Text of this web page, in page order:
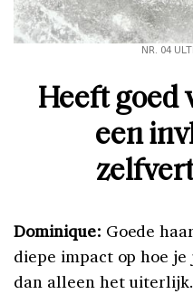
NR. 04
Heeft goed
een
Dominique: Goede
diepe impact op hoe
dan alleen het